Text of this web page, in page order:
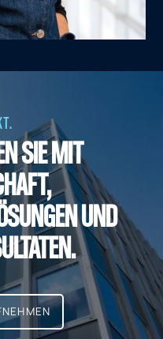
SIE MIT
UND